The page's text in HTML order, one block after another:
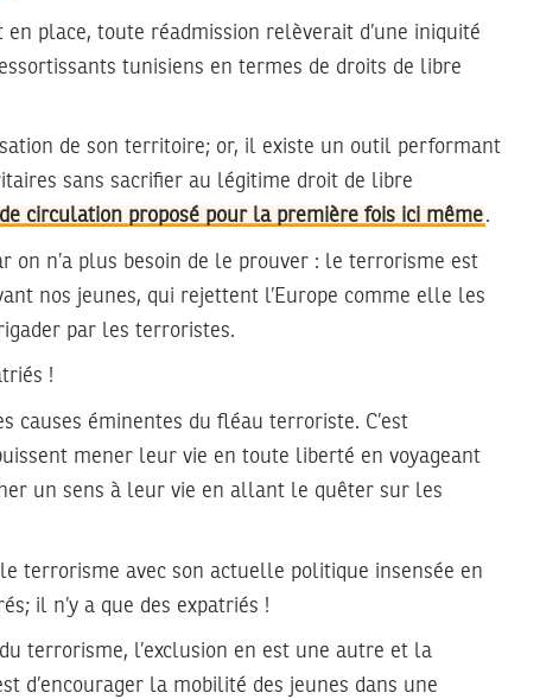
place, toute réadmission relèverait d’une iniquité
tunisiens en termes de droits de libre
de son territoire; or, il existe un outil performant
sans sacrifier au légitime droit de libre
circulation proposé pour la première fois ici même.
on n’a plus besoin de le prouver : le terrorisme est
nos jeunes, qui rejettent l’Europe comme elle les
par les terroristes.
!
causes éminentes du fléau terroriste. C’est
mener leur vie en toute liberté en voyageant
un sens à leur vie en allant le quêter sur les
le terrorisme avec son actuelle politique insensée en
il n’y a que des expatriés !
terrorisme, l’exclusion en est une autre et la
d’encourager la mobilité des jeunes dans une